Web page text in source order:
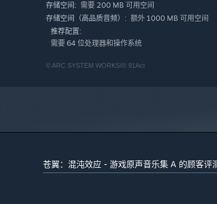
存储空间: 需要 200 MB 可用空间
存储空间（高品质音频）: 额外 1000 MB 可用空间
推荐配置:
需要 64 位处理器和操作系统
©️ ARC SYSTEM WORKS/©️ 91Act
苍翼：混沌效应 - 游戏原声音乐集 A 的顾客评